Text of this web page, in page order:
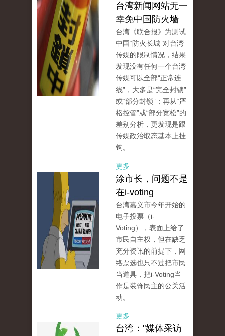
台湾新闻网站无一
幸免中国防火墙
台湾《联合报》为测试
中国“防火长城”对台湾
传媒的限制情况，结果
发现没有任何一个台湾
传媒可以全部“正常连
线”，大多是“完全封锁”
或“部分封锁”；再从“严
格控管”或“部分宽松”的
差别分析，更发现是跟
传媒政治取态基本上挂
钩。
更多
涂市长，问题不是
在i-voting
台湾嘉义市今年开始的
电子投票（i-
Voting），表面上给了
市民自主权，但在缺乏
充分资讯的前提下，网
络票选也只不过把市民
当道具，把i-Voting当
作是装饰民主的公关活
动。
更多
台湾："媒体采访